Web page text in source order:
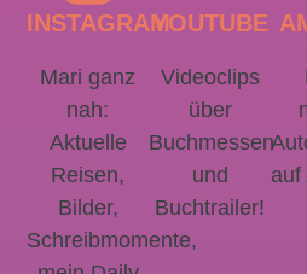
INSTAGRAM
Mari ganz
nah:
Aktuelle
Reisen,
Bilder,
Schreibmomente,
YOUTUBE
Videoclips
über
Buchmessen
und
Buchtrailer!
auf